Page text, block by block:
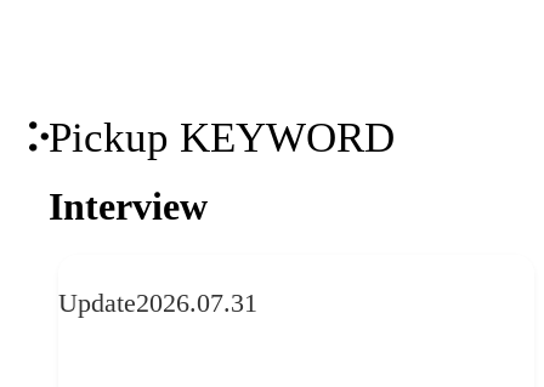
Pickup KEYWORD
Interview
Update2026.07.31